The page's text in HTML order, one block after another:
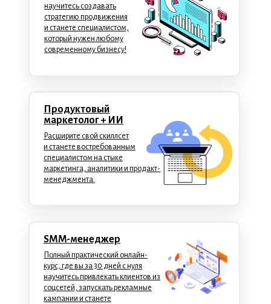
Полный практический онлайн-
курс, где вы за 30 дней с нуля
научитесь привлекать клиентов из
соцсетей, запускать рекламные
кампании и станете
SMM-менеджер
Расширите свой скиллсет
и станете востребованным
специалистом на стыке
маркетинга, аналитики и продакт-
менеджмента.
Продуктовый
маркетолог+ ИИ
научитесь создавать
стратегию продвижения
и станете специалистом,
который нужен любому
современному бизнесу!